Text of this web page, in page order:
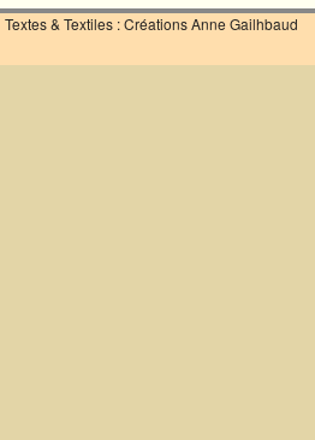
Textes & Textiles : Créations Anne Gailhbaud